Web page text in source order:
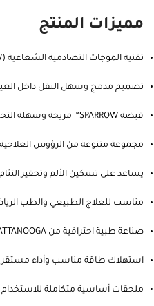
مميزات المنتج
تقنية الموجات التصادمية الشعاعية (RPW) عالية الفعالية
تصميم مدمج وسهل النقل داخل
قبضة SPARROW™ مريحة وسهلة التحكم
مجموعة متنوعة من الرؤوس
يساعد على تسكين الألم وتحفيز
مناسب للعلاج الطبيعي والطب
صناعة طبية احترافية من CHATTANOOGA
استهلاك طاقة مناسب وأداء مستقر
ملحقات أساسية متكاملة للاستخدام